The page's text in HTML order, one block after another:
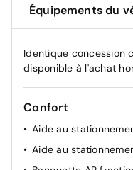
Équipements du
Identique concession
disponible à l'achat
Confort
Aide au
Aide au